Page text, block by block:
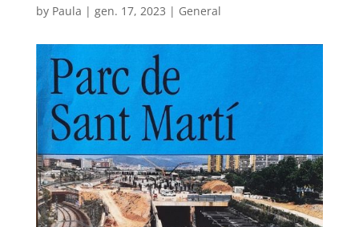
by Paula | gen. 17, 2023 | General